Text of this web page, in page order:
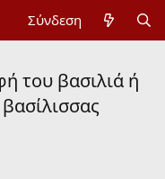
Σύνδεση
του βασιλιά ή